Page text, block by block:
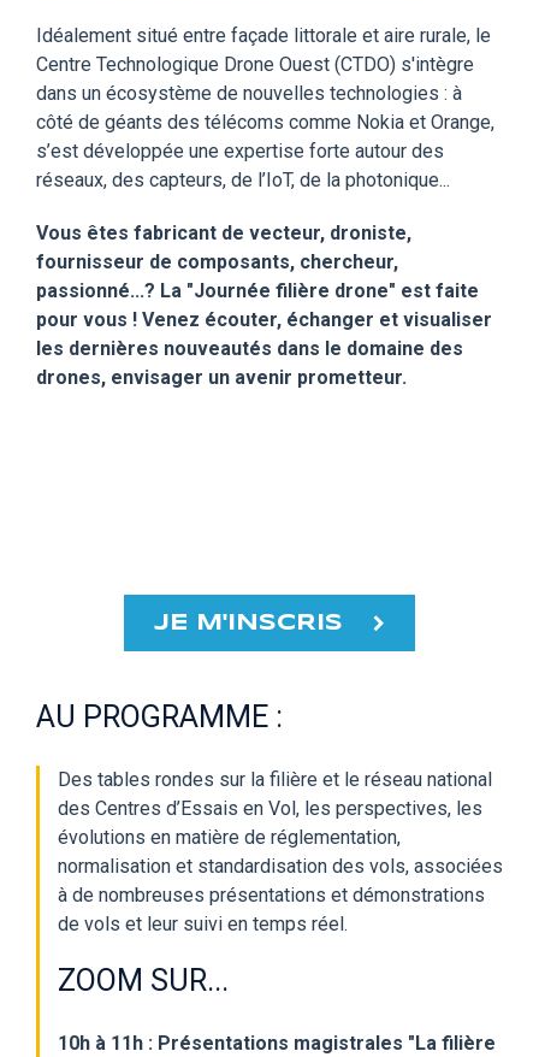
Idéalement situé entre façade littorale et aire rurale, le
Centre Technologique Drone Ouest (CTDO) s'intègre
dans un écosystème de nouvelles technologies : à
côté de géants des télécoms comme Nokia et Orange,
s’est développée une expertise forte autour des
réseaux, des capteurs, de l’IoT, de la photonique...
Vous êtes fabricant de vecteur, droniste,
fournisseur de composants, chercheur,
passionné...? La "Journée filière drone" est faite
pour vous ! Venez écouter, échanger et visualiser
les dernières nouveautés dans le domaine des
drones, envisager un avenir prometteur.
JE M'INSCRIS
AU PROGRAMME :
Des tables rondes sur la filière et le réseau national
des Centres d’Essais en Vol, les perspectives, les
évolutions en matière de réglementation,
normalisation et standardisation des vols, associées
à de nombreuses présentations et démonstrations
de vols et leur suivi en temps réel.
ZOOM SUR...
10h à 11h : Présentations magistrales "La filière